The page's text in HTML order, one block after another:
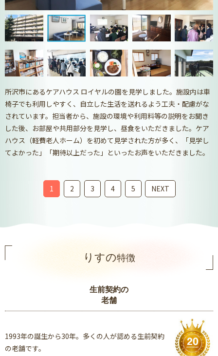
所沢市にあるケアハウス ロイヤルの園を見学しました。施設内は車
椅子でも利用しやすく、自立した生活を送れるよう工夫・配慮がな
されています。担当者から、 施設の環境や利用料等の説明をお聞き
した後、お部屋や共用部分を見学し、昼食をいただきました。 ケア
ハウス（軽費老人ホーム）を初めて見学された方が多く、「見学し
てよかった」「期待以上だった」といったお声をいただきました。
1 2 3 4 5 NEXT
りすの特徴
生前契約の
老舗
1993年の誕生から30年。多くの人が認める生前契約
の老舗です。